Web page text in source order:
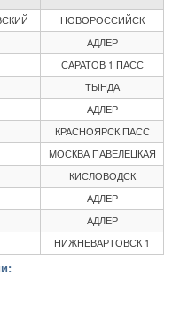
НОВОРОССИЙСК
АДЛЕР
САРАТОВ 1 ПАСС
ТЫНДА
АДЛЕР
КРАСНОЯРСК ПАСС
МОСКВА ПАВЕЛЕЦКАЯ
КИСЛОВОДСК
АДЛЕР
АДЛЕР
НИЖНЕВАРТОВСК 1